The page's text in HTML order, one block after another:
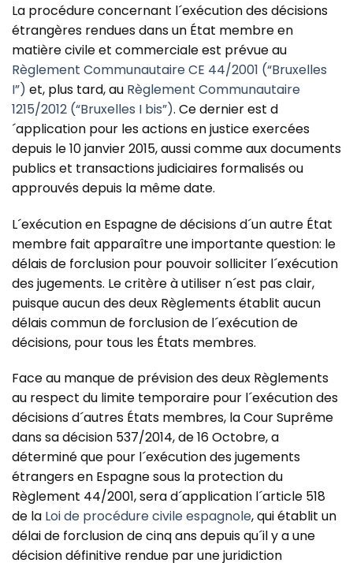
La procédure concernant l´exécution des décisions
étrangères rendues dans un État membre en
matière civile et commerciale est prévue au
Règlement Communautaire CE 44/2001 (“Bruxelles
I”) et, plus tard, au Règlement Communautaire
1215/2012 (“Bruxelles I bis”). Ce dernier est d
´application pour les actions en justice exercées
depuis le 10 janvier 2015, aussi comme aux documents
publics et transactions judiciaires formalisés ou
approuvés depuis la même date.
L´exécution en Espagne de décisions d´un autre État
membre fait apparaître une importante question: le
délais de forclusion pour pouvoir solliciter l´exécution
des jugements. Le critère à utiliser n´est pas clair,
puisque aucun des deux Règlements établit aucun
délais commun de forclusion de l´exécution de
décisions, pour tous les États membres.
Face au manque de prévision des deux Règlements
au respect du limite temporaire pour l´exécution des
décisions d´autres États membres, la Cour Suprême
dans sa décision 537/2014, de 16 Octobre, a
déterminé que pour l´exécution des jugements
étrangers en Espagne sous la protection du
Règlement 44/2001, sera d´application l´article 518
de la Loi de procédure civile espagnole, qui établit un
délai de forclusion de cinq ans depuis qu´il y a une
décision définitive rendue par une juridiction